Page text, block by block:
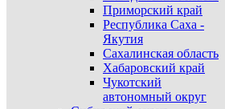
Приморский край
Республика Саха -
Якутия
Сахалинская область
Хабаровский край
Чукотский
автономный округ